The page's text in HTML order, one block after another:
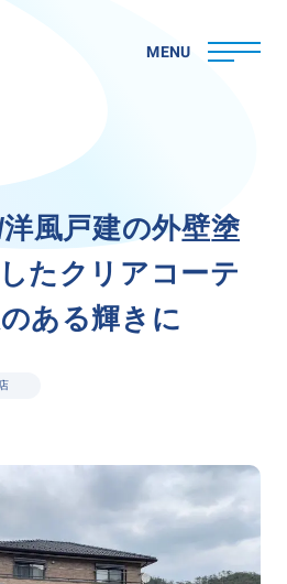
MENU
ついて
洋風戸建の外壁塗
した ク リ ア コ ーテ
のある輝き に